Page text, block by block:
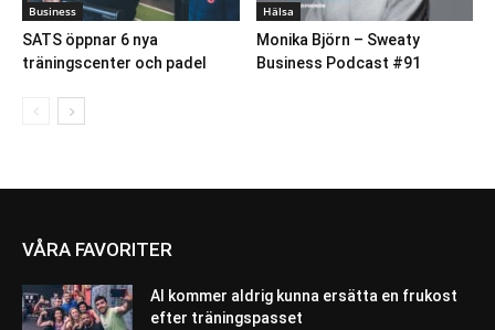
Business
SATS öppnar 6 nya
träningscenter och padel
Hälsa
Monika Björn – Sweaty
Business Podcast #91
VÅRA FAVORITER
AI kommer aldrig kunna ersätta en frukost
efter träningspasset